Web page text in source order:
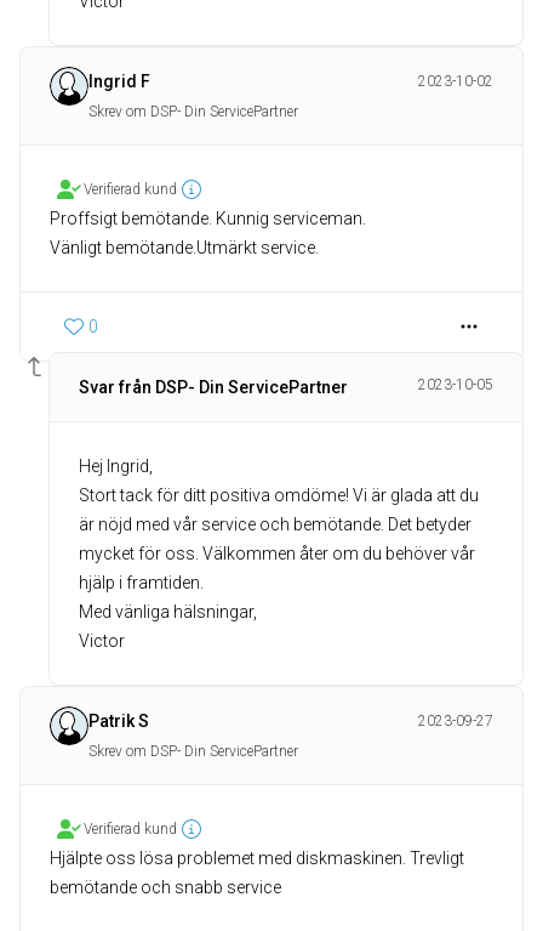
Ingrid F
2023-10-02
Skrev om DSP- Din ServicePartner
Verifierad kund
Proffsigt bemötande. Kunnig serviceman.
Vänligt bemötande.Utmärkt service.
0
Svar från DSP- Din ServicePartner 2023-10-05
Hej Ingrid,
Stort tack för ditt positiva omdöme! Vi är glada att du
är nöjd med vår service och bemötande. Det betyder
mycket för oss. Välkommen åter om du behöver vår
hjälp i framtiden.
Med vänliga hälsningar,
Victor
Patrik S
2023-09-27
Skrev om DSP- Din ServicePartner
Verifierad kund
Hjälpte oss lösa problemet med diskmaskinen. Trevligt
bemötande och snabb service